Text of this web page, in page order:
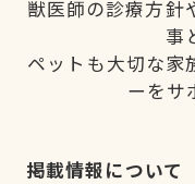
獣医師の診療方針
事
ペットも大切な家
ーをサ
掲載情報について